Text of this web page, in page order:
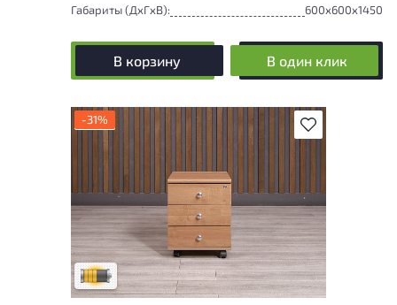
Габариты (ДxГxВ):
600x600x1450
В корзину В один клик
В избранное
-31%
Товар может иметь незначительные
повреждения и/или следы эксплуатации,
не влияющие на удобство его
использования
Удовлетворительный износ